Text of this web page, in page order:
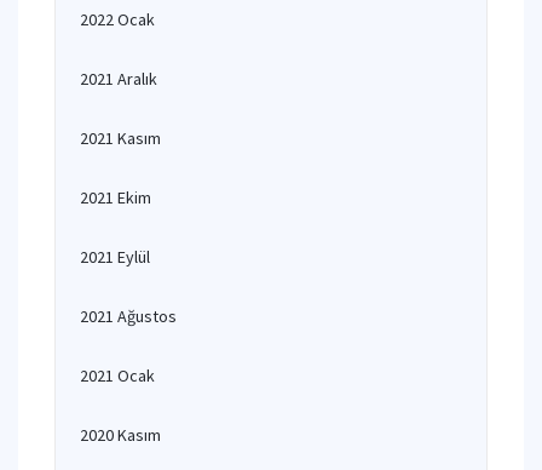
2022 Ocak
2021 Aralık
2021 Kasım
2021 Ekim
2021 Eylül
2021 Ağustos
2021 Ocak
2020 Kasım